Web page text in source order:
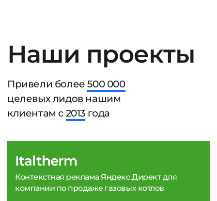
Наши проекты
Привели более500 000
целевых лидов нашим
клиентам с 2013 года
Italtherm
Контекстная реклама Яндекс.Директ для
компании по продаже газовых котлов